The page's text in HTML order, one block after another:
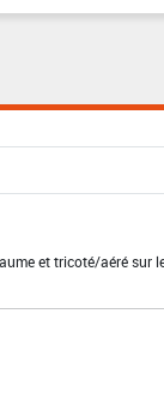
et tricoté/aéré sur